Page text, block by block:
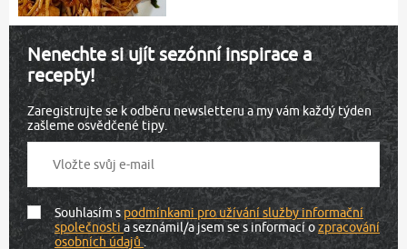
Nenechte si ujít sezónní inspirace a
recepty!
Zaregistrujte se k odběru newsletteru a my vám každý týden
zašleme osvědčené tipy.
Souhlasím spodmínkami pro užívání služby informační
společnostia seznámil/a jsem se s informací ozpracování
osobních údajů.